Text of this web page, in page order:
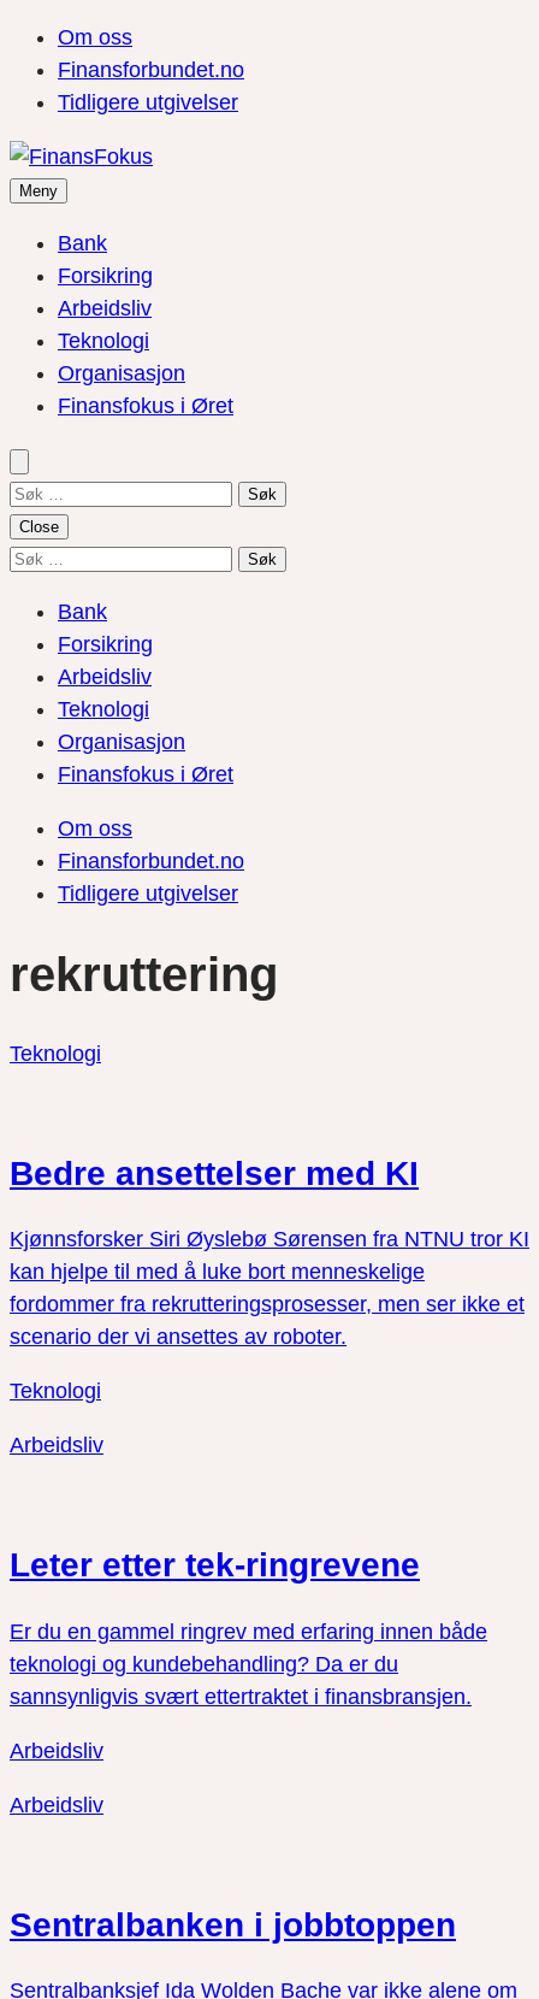
Om oss
Finansforbundet.no
Tidligere utgivelser
Meny
Bank
Forsikring
Arbeidsliv
Teknologi
Organisasjon
Finansfokus i Øret
Søk
etter:
Close
Søk
Bank
Forsikring
Arbeidsliv
Teknologi
Organisasjon
Finansfokus i Øret
Om oss
Finansforbundet.no
Tidligere utgivelser
rekruttering
Teknologi
Bedre ansettelser med KI
Kjønnsforsker Siri Øyslebø Sørensen fra NTNU tror KI
kan hjelpe til med å luke bort menneskelige
fordommer fra rekrutteringsprosesser, men ser ikke et
scenario der vi ansettes av roboter.
Teknologi
Arbeidsliv
Leter etter tek-ringrevene
Er du en gammel ringrev med erfaring innen både
teknologi og kundebehandling? Da er du
sannsynligvis svært ettertraktet i finansbransjen.
Arbeidsliv
Arbeidsliv
Sentralbanken i jobbtoppen
Sentralbanksjef Ida Wolden Bache var ikke alene om